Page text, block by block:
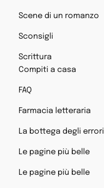
Scene di un romanzo
Sconsigli
Scrittura
Compiti a casa
FAQ
Farmacia letteraria
La bottega degli errori
Le pagine più belle
Le pagine più belle